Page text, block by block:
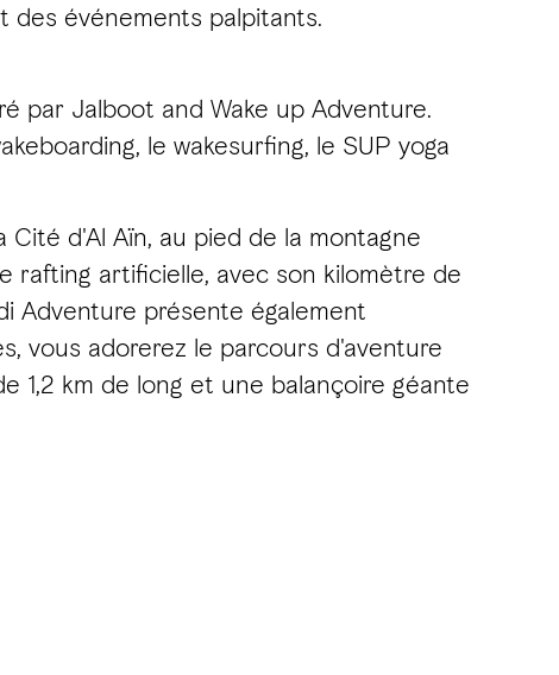
des événements palpitants.
par Jalboot and Wake up Adventure.
le wakesurfing, le SUP yoga
d'Al Aïn, au pied de la montagne
rafting artificielle, avec son kilomètre de
Adventure présente également
vous adorerez le parcours d'aventure
1,2 km de long et une balançoire géante